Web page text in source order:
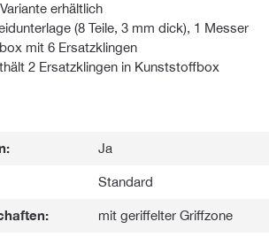
erhältlich
(8 Teile, 3 mm dick), 1 Messer
mit 6 Ersatzklingen
2 Ersatzklingen in Kunststoffbox
Ja
Standard
mit geriffelter Griffzone